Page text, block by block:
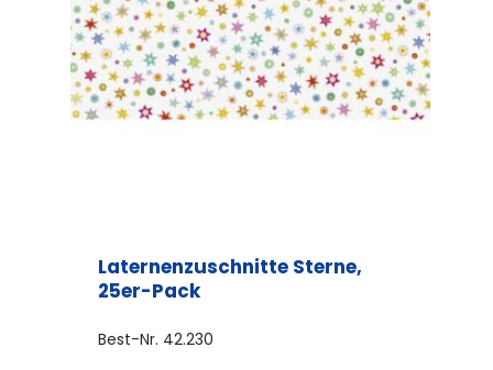
Laternenzuschnitte Sterne,
25er-Pack
Best-Nr. 42.230